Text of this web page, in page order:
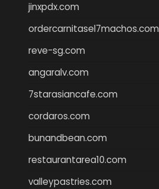
jinxpdx.com
ordercarnitasel7machos.com
reve-sg.com
angaralv.com
7starasiancafe.com
cordaros.com
bunandbean.com
restaurantarea10.com
valleypastries.com